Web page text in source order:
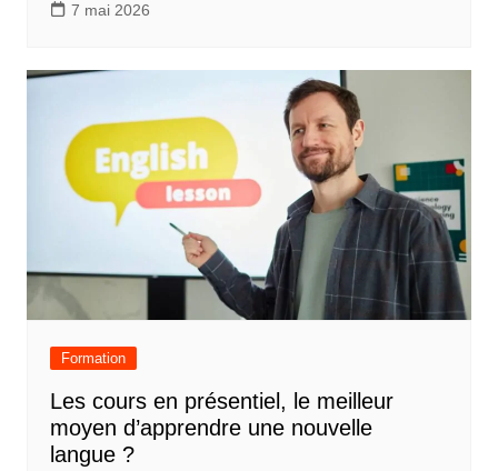
7 mai 2026
Formation
Les cours en présentiel, le meilleur
moyen d’apprendre une nouvelle
langue ?